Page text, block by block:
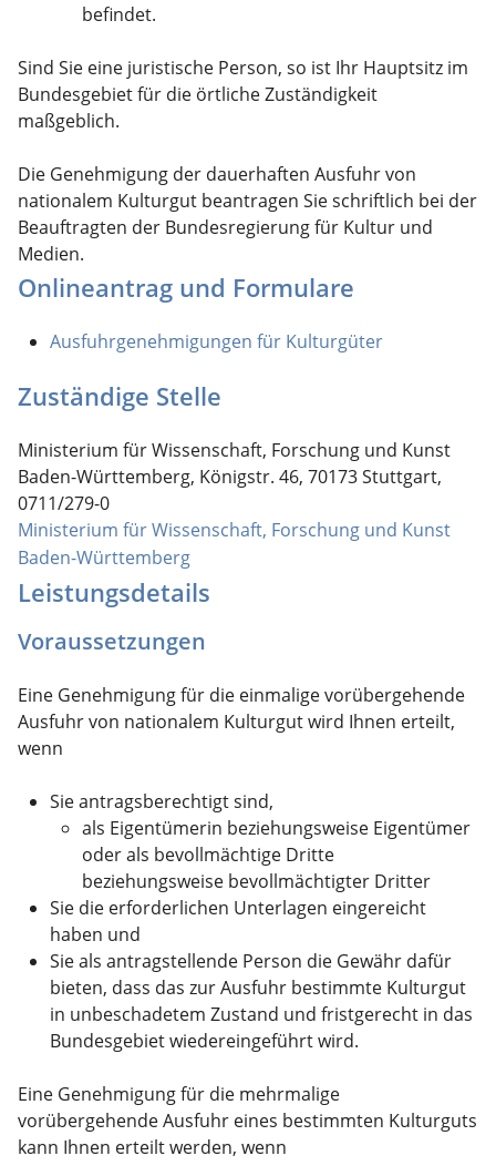
befindet.
Sind Sie eine juristische Person, so ist Ihr Hauptsitz im
Bundesgebiet für die örtliche Zuständigkeit
maßgeblich.
Die Genehmigung der dauerhaften Ausfuhr von
nationalem Kulturgut beantragen Sie schriftlich bei der
Beauftragten der Bundesregierung für Kultur und
Medien.
Onlineantrag und Formulare
Ausfuhrgenehmigungen für Kulturgüter
Zuständige Stelle
Ministerium für Wissenschaft, Forschung und Kunst
Baden-Württemberg, Königstr. 46, 70173 Stuttgart,
0711/279-0
Ministerium für Wissenschaft, Forschung und Kunst
Baden-Württemberg
Leistungsdetails
Voraussetzungen
Eine Genehmigung für die einmalige vorübergehende
Ausfuhr von nationalem Kulturgut wird Ihnen erteilt,
wenn
Sie antragsberechtigt sind,
als Eigentümerin beziehungsweise Eigentümer
oder als bevollmächtige Dritte
beziehungsweise bevollmächtigter Dritter
Sie die erforderlichen Unterlagen eingereicht
haben und
Sie als antragstellende Person die Gewähr dafür
bieten, dass das zur Ausfuhr bestimmte Kulturgut
in unbeschadetem Zustand und fristgerecht in das
Bundesgebiet wiedereingeführt wird.
Eine Genehmigung für die mehrmalige
vorübergehende Ausfuhr eines bestimmten Kulturguts
kann Ihnen erteilt werden, wenn